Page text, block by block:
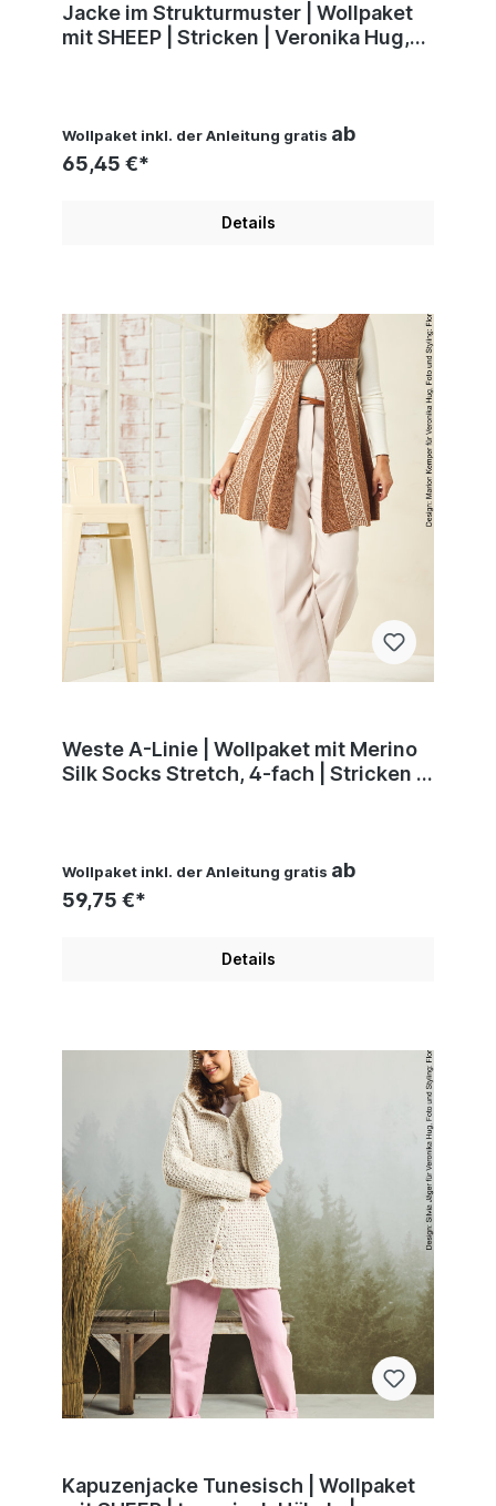
Jacke im Strukturmuster | Wollpaket
mit SHEEP | Stricken | Veronika Hug,
Wollpaket inkl. der Anleitung gratis ab
65,45 €*
Details
Weste A-Linie | Wollpaket mit Merino
Silk Socks Stretch, 4-fach | Stricken |
Wollpaket inkl. der Anleitung gratis ab
59,75 €*
Details
Kapuzenjacke Tunesisch | Wollpaket